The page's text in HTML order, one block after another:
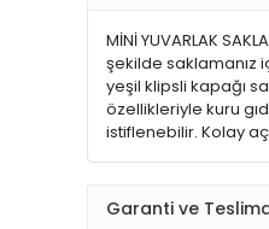
MİNİ YUVARLAK
şekilde saklamanız
yeşil klipsli kapağı
özellikleriyle kuru
istiflenebilir. Kolay
Garanti ve